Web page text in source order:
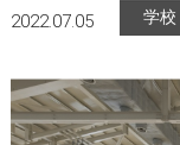
2022.07.05 学校